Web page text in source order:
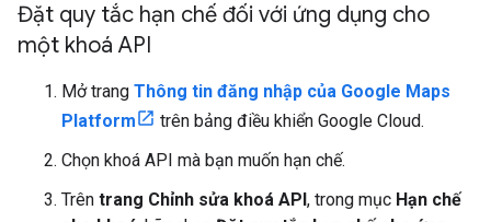
Đặt quy tắc hạn chế đối với ứng dụng cho
một khoá API
Mở trang Thông tin đăng nhập của Google Maps
Platform
trên bảng điều khiển Google Cloud.
Chọn khoá API mà bạn muốn hạn chế.
Trên trang Chỉnh sửa khoá API, trong mục Hạn chế